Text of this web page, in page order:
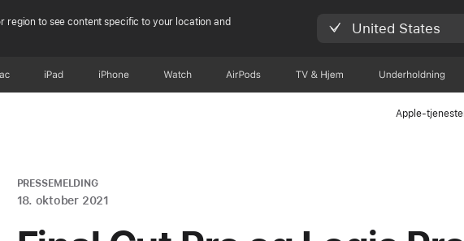
region to see content specific to your location and
United States
iPad iPhone Watch AirPods TV og Hjem Underholdning
Apple-
PRESSEMELDING
18. oktober 2021